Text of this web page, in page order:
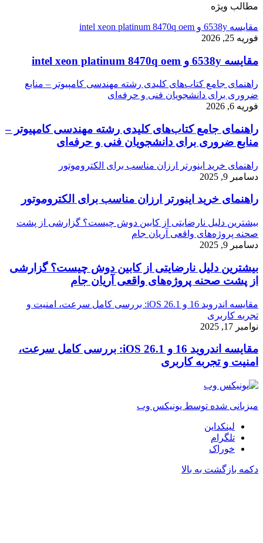
مطالب ویژه
مقایسه 6538y و intel xeon platinum 8470q oem
فوریه 25, 2026
مقایسه 6538y و intel xeon platinum 8470q oem
راهنمای جامع کتاب‌های کلیدی رشته مهندسی کامپیوتر – منابع
ضروری برای دانشجویان فنی و حرفه‌ای
فوریه 6, 2026
راهنمای جامع کتاب‌های کلیدی رشته مهندسی کامپیوتر –
منابع ضروری برای دانشجویان فنی و حرفه‌ای
راهنمای خرید اینورتر ارزان مناسب برای الکتروموتور
دسامبر 9, 2025
راهنمای خرید اینورتر ارزان مناسب برای الکتروموتور
بیشترین دلیل نارضایتی از کابین دوش چیست؟ گزارشی از پشت
صحنه پروژه‌های واقعی آریان جام
دسامبر 9, 2025
بیشترین دلیل نارضایتی از کابین دوش چیست؟ گزارشی
از پشت صحنه پروژه‌های واقعی آریان جام
مقایسه اندروید 16 و iOS 26.1: بررسی کامل سرعت، امنیت و
تجربه کاربری
نوامبر 17, 2025
مقایسه اندروید 16 و iOS 26.1: بررسی کامل سرعت،
امنیت و تجربه کاربری
میزبانی شده توسط یونیکس وب
لینکداین
تلگرام
خوراک
دکمه بازگشت به بالا